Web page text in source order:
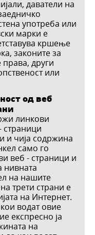
даватели на
употреба или
марки е
кршење
законите за
други
или
од веб
линкови
страници
и чија содржина
само го
веб - страници и
нивната
на нашите
трети страни е
на Интернет.
водат овие
експресно ја
на